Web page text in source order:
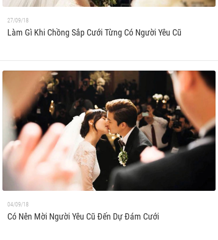
27/09/18
Làm Gì Khi Chồng Sắp Cưới Từng Có Người Yêu Cũ
04/09/18
Có Nên Mời Người Yêu Cũ Đến Dự Đám Cưới